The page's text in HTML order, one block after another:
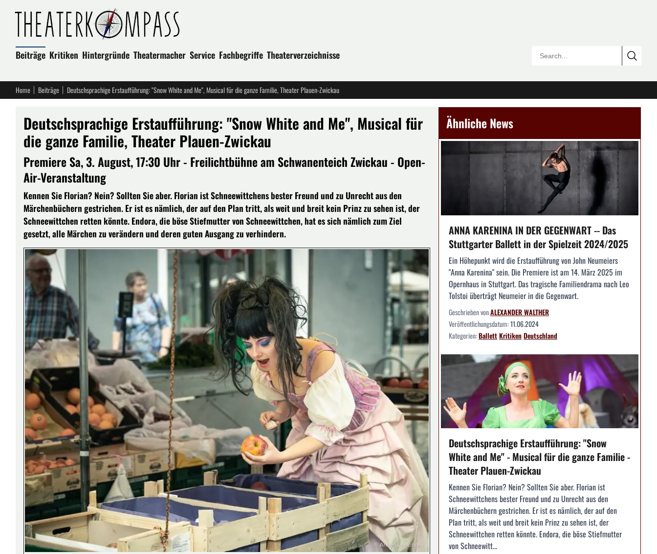
Beiträge Kritiken Hintergründe Theatermacher Service Fachbegriffe Theaterverzeichnisse
Home Beiträge Deutschsprachige Erstaufführung: "Snow White and Me", Musical für die ganze Familie, Theater Plauen-Zwickau
Deutschsprachige Erstaufführung: "Snow White and Me", Musical für
die ganze Familie, Theater Plauen-Zwickau
Premiere Sa, 3. August, 17:30 Uhr - Freilichtbühne am Schwanenteich Zwickau - Open-
Air-Veranstaltung
Kennen Sie Florian? Nein? Sollten Sie aber. Florian ist Schneewittchens bester Freund und zu Unrecht aus den
Märchenbüchern gestrichen. Er ist es nämlich, der auf den Plan tritt, als weit und breit kein Prinz zu sehen ist, der
Schneewittchen retten könnte. Endora, die böse Stiefmutter von Schneewittchen, hat es sich nämlich zum Ziel
gesetzt, alle Märchen zu verändern und deren guten Ausgang zu verhindern.
Ähnliche News
ANNA KARENINA IN DER GEGENWART -- Das
Stuttgarter Ballett in der Spielzeit 2024/2025
Ein Höhepunkt wird die Erstaufführung von John Neumeiers
"Anna Karenina" sein. Die Premiere ist am 14. März 2025 im
Opernhaus in Stuttgart. Das tragische Familiendrama nach Leo
Tolstoi überträgt Neumeier in die Gegenwart.
Geschrieben vonALEXANDER WALTHER
Veröffentlichungsdatum:11.06.2024
Kategorien:BallettKritikenDeutschland
Deutschsprachige Erstaufführung: "Snow
White and Me" - Musical für die ganze Familie -
Theater Plauen-Zwickau
Kennen Sie Florian? Nein? Sollten Sie aber. Florian ist
Schneewittchens bester Freund und zu Unrecht aus den
Märchenbüchern gestrichen. Er ist es nämlich, der auf den
Plan tritt, als weit und breit kein Prinz zu sehen ist, der
Schneewittchen retten könnte. Endora, die böse Stiefmutter
von Schneewitt...